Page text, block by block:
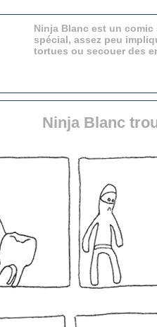
Ninja Blanc est un
spécial, assez peu
tortues ou secouer des
Ninja Blanc